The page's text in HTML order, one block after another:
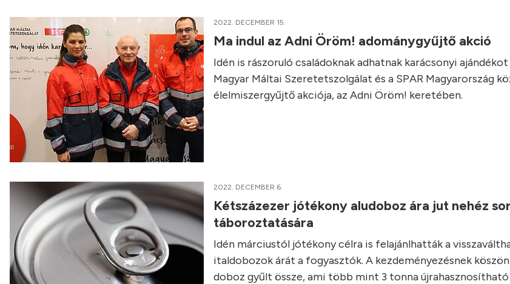
2022. DECEMBER 15.
Ma indul az Adni Öröm! adománygyűjtő akció
Idén is rászoruló családoknak adhatnak karácsonyi ajándékot
Magyar Máltai Szeretetszolgálat és a SPAR Magyarország
élelmiszergyűjtő akciója, az Adni Öröm! keretében.
2022. DECEMBER 6.
Kétszázezer jótékony aludoboz ára jut nehéz
táboroztatására
Idén márciustól jótékony célra is felajánlhatták a
italdobozok árát a fogyasztók. A kezdeményezésnek
doboz gyűlt össze, ami több mint 3 tonna